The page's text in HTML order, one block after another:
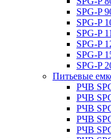
SPG-P
SPG-P
SPG-P
SPG-P
SPG-P
SPG-P
Питьевые
РЧВ
РЧВ
РЧВ
РЧВ
РЧВ